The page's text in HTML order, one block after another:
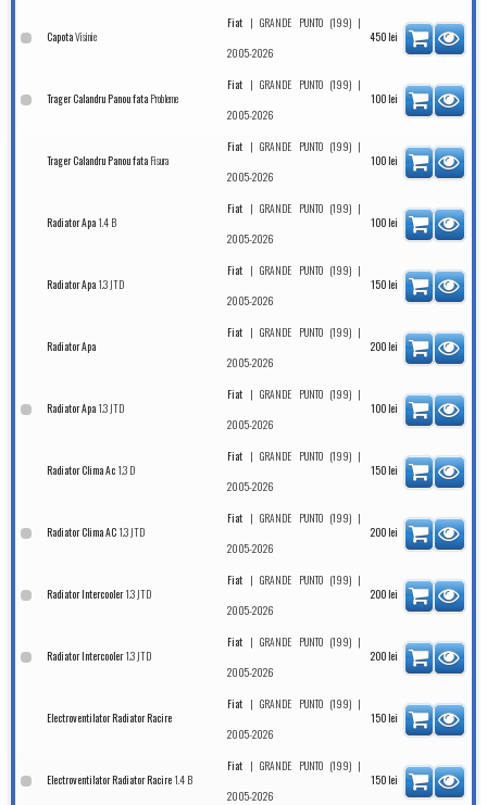
CapotaVisinie
Fiat |GRANDE PUNTO (199) |
2005-2026
450 lei
Trager Calandru Panou fata Probleme
Fiat |GRANDE PUNTO (199) |
2005-2026
100 lei
Trager Calandru Panou fata Fisura
Fiat |GRANDE PUNTO (199) |
2005-2026
100 lei
Radiator Apa 1.4 B
Fiat |GRANDE PUNTO (199) |
2005-2026
100 lei
Radiator Apa 1.3 JTD
Fiat |GRANDE PUNTO (199) |
2005-2026
150 lei
Radiator Apa
Fiat |GRANDE PUNTO (199) |
2005-2026
200 lei
Radiator Apa 1.3 JTD
Fiat |GRANDE PUNTO (199) |
2005-2026
100 lei
Radiator Clima Ac 1.3 D
Fiat |GRANDE PUNTO (199) |
2005-2026
150 lei
Radiator Clima AC 1.3 JTD
Fiat |GRANDE PUNTO (199) |
2005-2026
200 lei
Radiator Intercooler1.3 JTD
Fiat |GRANDE PUNTO (199) |
2005-2026
200 lei
Radiator Intercooler1.3 JTD
Fiat |GRANDE PUNTO (199) |
2005-2026
200 lei
Electroventilator Radiator Racire
Fiat |GRANDE PUNTO (199) |
2005-2026
150 lei
Electroventilator Radiator Racire 1.4 B
Fiat |GRANDE PUNTO (199) |
2005-2026
150 lei